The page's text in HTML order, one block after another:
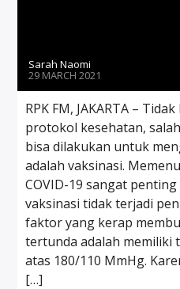
Sarah Naomi
29 MARCH 2021
RPK FM, JAKARTA –
protokol kesehatan,
bisa dilakukan untuk
adalah vaksinasi.
COVID-19 sangat
vaksinasi tidak terjadi
faktor yang kerap
tertunda adalah memiliki
atas 180/110 MmHg.
[…]